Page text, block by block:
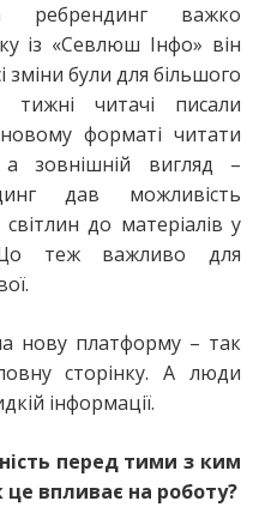
ребрендинг важко
із «Севлюш Інфо» він
зміни були для більшого
читачі писали
форматі читати
зовнішній вигляд –
дав можливість
до матеріалів у
Що теж важливо для
нову платформу – так
сторінку. А люди
інформації.
перед тими з ким
впливає на роботу?